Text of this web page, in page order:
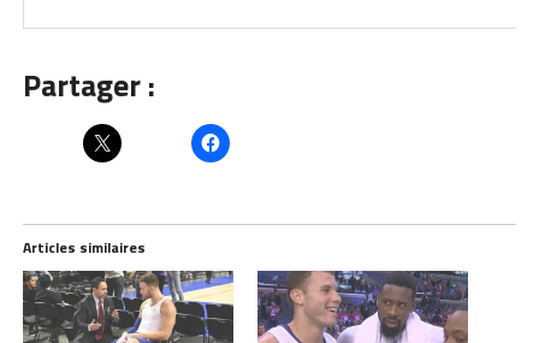
Partager :
Articles similaires